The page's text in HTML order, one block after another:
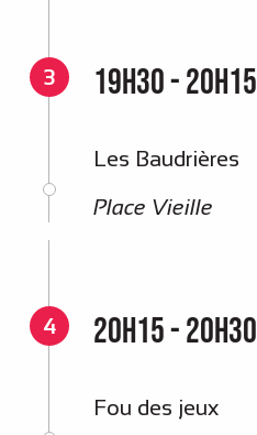
3 19h30 - 20h15
Les Baudrières
Place Vieille
4 20h15 - 20h30
Fou des jeux